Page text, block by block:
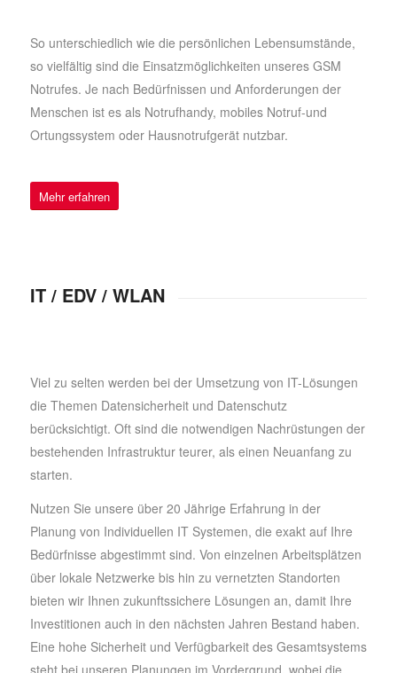
So unterschiedlich wie die persönlichen Lebensumstände,
so vielfältig sind die Einsatzmöglichkeiten unseres GSM
Notrufes. Je nach Bedürfnissen und Anforderungen der
Menschen ist es als Notrufhandy, mobiles Notruf-und
Ortungssystem oder Hausnotrufgerät nutzbar.
Mehr erfahren
IT / EDV / WLAN
Viel zu selten werden bei der Umsetzung von IT-Lösungen
die Themen Datensicherheit und Datenschutz
berücksichtigt. Oft sind die notwendigen Nachrüstungen der
bestehenden Infrastruktur teurer, als einen Neuanfang zu
starten.
Nutzen Sie unsere über 20 Jährige Erfahrung in der
Planung von Individuellen IT Systemen, die exakt auf Ihre
Bedürfnisse abgestimmt sind. Von einzelnen Arbeitsplätzen
über lokale Netzwerke bis hin zu vernetzten Standorten
bieten wir Ihnen zukunftssichere Lösungen an, damit Ihre
Investitionen auch in den nächsten Jahren Bestand haben.
Eine hohe Sicherheit und Verfügbarkeit des Gesamtsystems
steht bei unseren Planungen im Vordergrund, wobei die